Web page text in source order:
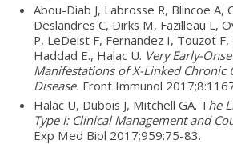
Abou-Diab J, Labrosse R, Blincoe A,
Deslandres C, Dirks M, Fazilleau L,
P, LeDeist F, Fernandez I, Touzot
Haddad E., Halac U. Very Early-
Manifestations of X-Linked Chronic
Disease. Front Immunol
Halac U, Dubois J, Mitchell GA. The
Type I: Clinical Management and
Exp Med Biol 2017;959:75-83.